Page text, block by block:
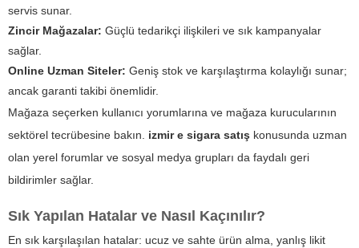
servis sunar.
Zincir Mağazalar: Güçlü tedarikçi ilişkileri ve sık kampanyalar
sağlar.
Online Uzman Siteler: Geniş stok ve karşılaştırma kolaylığı sunar;
ancak garanti takibi önemlidir.
Mağaza seçerken kullanıcı yorumlarına ve mağaza kurucularının
sektörel tecrübesine bakın. izmir e sigara satış konusunda uzman
olan yerel forumlar ve sosyal medya grupları da faydalı geri
bildirimler sağlar.
Sık Yapılan Hatalar ve Nasıl Kaçınılır?
En sık karşılaşılan hatalar: ucuz ve sahte ürün alma, yanlış likit